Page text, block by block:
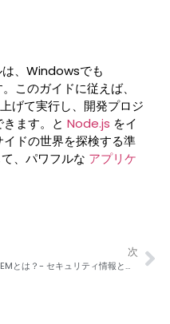
、Windowsでも
このガイドに従えば、
げて実行し、開発プロジ
ます。と Node.js をイ
ドの世界を探検する準
、パワフルな アプリケ
次
SIEMとは？- セキュリティ情報とイベント管理